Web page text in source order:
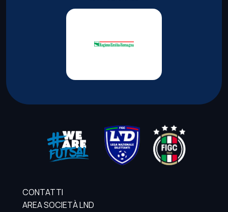
CONTATTI
AREA SOCIETÀ LND